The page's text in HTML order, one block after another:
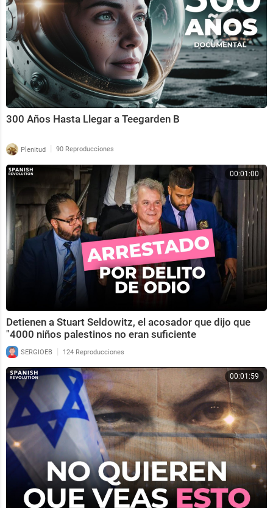
300 Años Hasta Llegar a Teegarden B
Plenitud | 90 Reproducciones
00:01:00
Detienen a Stuart Seldowitz, el acosador que dijo que
"4000 niños palestinos no eran suficiente
SERGIOEB | 124 Reproducciones
00:01:59